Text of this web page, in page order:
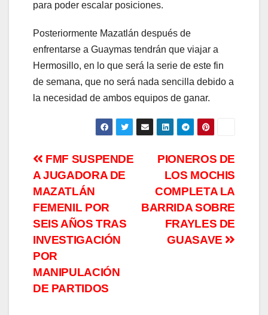
para poder escalar posiciones.
Posteriormente Mazatlán después de
enfrentarse a Guaymas tendrán que viajar a
Hermosillo, en lo que será la serie de este fin
de semana, que no será nada sencilla debido a
la necesidad de ambos equipos de ganar.
Navegación
de
entradas
PIONEROS DE
LOS MOCHIS
COMPLETA LA
BARRIDA SOBRE
FRAYLES DE
GUASAVE
FMF SUSPENDE
A JUGADORA DE
MAZATLÁN
FEMENIL POR
SEIS AÑOS TRAS
INVESTIGACIÓN
POR
MANIPULACIÓN
DE PARTIDOS